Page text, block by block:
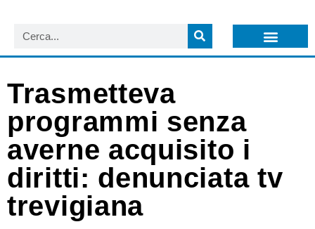
Trasmetteva
programmi senza
averne acquisito i
diritti: denunciata tv
trevigiana